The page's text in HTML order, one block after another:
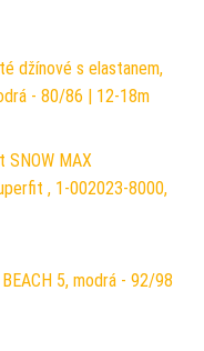
džínové s elastanem,
- 80/86 | 12-18m
SNOW MAX
, 1-002023-8000,
5, modrá - 92/98